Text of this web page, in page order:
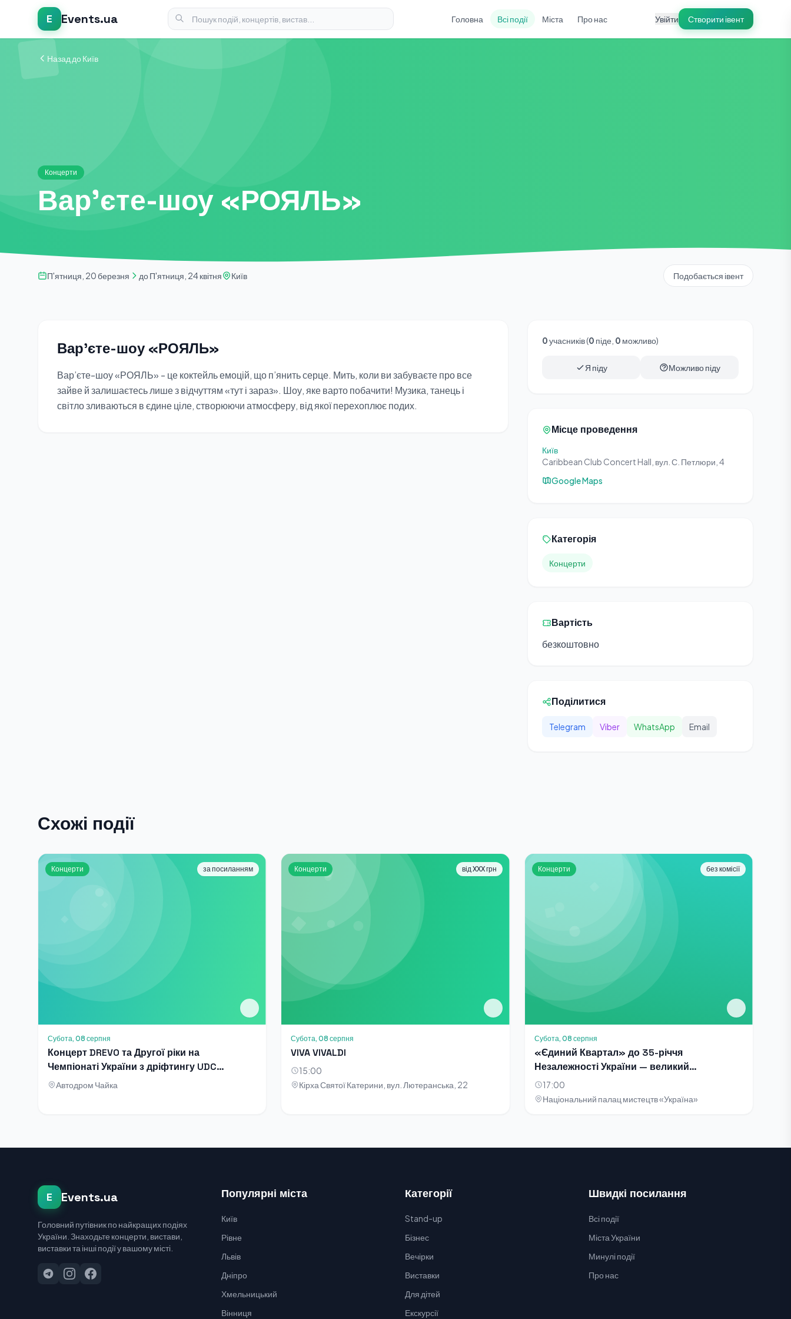
E Events.ua Головна Всі події Міста Про нас Увійти Створити івент
Назад до Київ
Концерти
Варʼєте-шоу «РОЯЛЬ»
П'ятниця, 20 березня до П'ятниця, 24 квітня Київ Подобається івент
Варʼєте-шоу «РОЯЛЬ»
Вар’єте-шоу «РОЯЛЬ» - це коктейль емоцій, що п’янить серце. Мить, коли ви забуваєте про все
зайве й залишаєтесь лише з відчуттям «тут і зараз». Шоу, яке варто побачити! Музика, танець і
світло зливаються в єдине ціле, створюючи атмосферу, від якої перехоплює подих.
0учасників (0 піде, 0 можливо)
Я піду Можливо піду
Місце проведення
Київ
Caribbean Club Concert Hall, вул. С. Петлюри, 4
Google Maps
Категорія
Концерти
Вартість
безкоштовно
Поділитися
Telegram Viber WhatsApp Email
Схожі події
Концерти за посиланням
Субота, 08 серпня
Концерт DREVO та Другої ріки на
Чемпіонаті України з дріфтингу UDC
2026
Автодром Чайка
Концерти від XXX грн
Субота, 08 серпня
VIVA VIVALDI
15:00
Кірха Святої Катерини, вул. Лютеранська, 22
Концерти без комісії
Субота, 08 серпня
«Єдиний Квартал» до 35-річчя
Незалежності України — великий
благодійний концерт-телезйомка
17:00
Національний палац мистецтв «Україна»
E Events.ua
Головний путівник по найкращих подіях
України. Знаходьте концерти, вистави,
виставки та інші події у вашому місті.
Популярні міста
Київ
Рівне
Львів
Дніпро
Хмельницький
Вінниця
Категорії
Stand-up
Бізнес
Вечірки
Виставки
Для дітей
Екскурсії
Швидкі посилання
Всі події
Міста України
Минулі події
Про нас